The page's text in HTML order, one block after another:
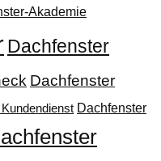
Akademie
Dachfenster
Dachfenster
Dachfenster